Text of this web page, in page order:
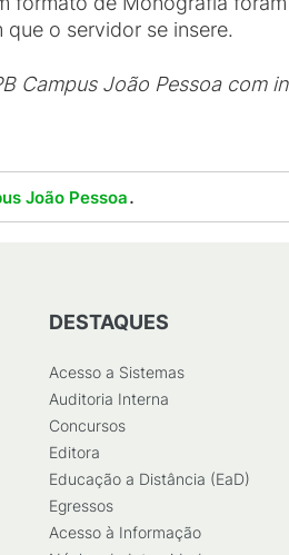
o servidor se insere.
Campus João Pessoa com
João Pessoa.
DESTAQUES
Acesso a Sistemas
Auditoria Interna
Concursos
Editora
Educação a Distância (EaD)
Egressos
Acesso à Informação